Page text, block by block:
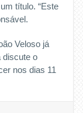
título. “Este
Veloso já
discute o
nos dias 11